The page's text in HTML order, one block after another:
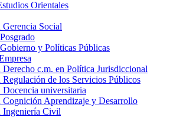
Orientales
Gerencia Social
y Políticas Públicas
Derecho c.m. en Política Jurisdiccional
Regulación de los Servicios Públicos
Docencia universitaria
Cognición Aprendizaje y Desarrollo
Ingeniería Civil